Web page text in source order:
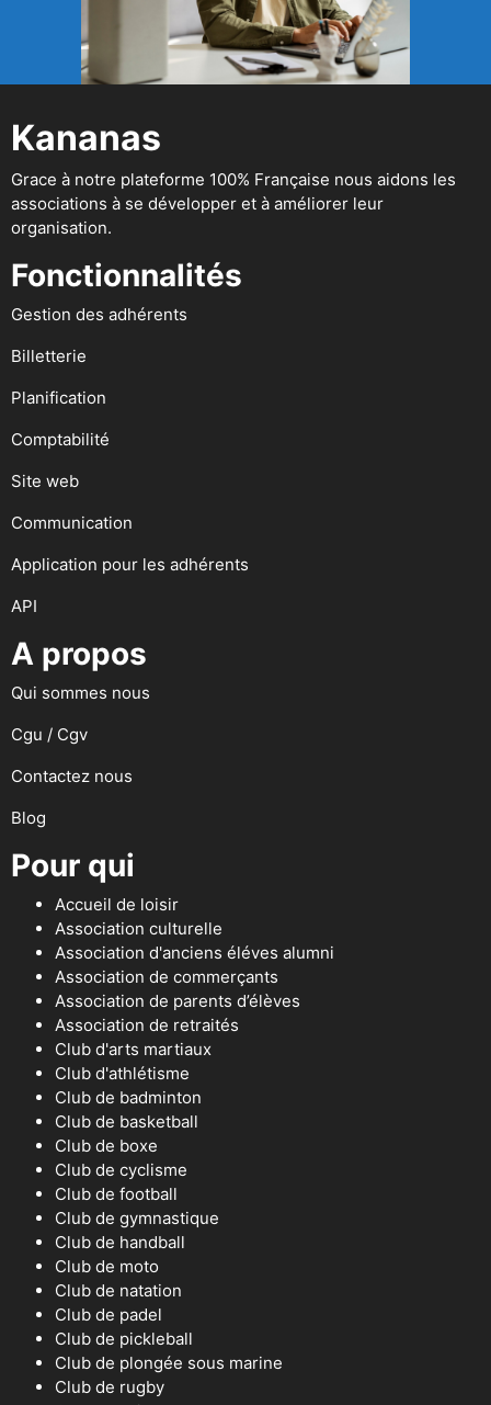
Kananas
Grace à notre plateforme 100% Française nous aidons les
associations à se développer et à améliorer leur
organisation.
Fonctionnalités
Gestion des adhérents
Billetterie
Planification
Comptabilité
Site web
Communication
Application pour les adhérents
API
A propos
Qui sommes nous
Cgu / Cgv
Contactez nous
Blog
Pour qui
Accueil de loisir
Association culturelle
Association d'anciens éléves alumni
Association de commerçants
Association de parents d’élèves
Association de retraités
Club d'arts martiaux
Club d'athlétisme
Club de badminton
Club de basketball
Club de boxe
Club de cyclisme
Club de football
Club de gymnastique
Club de handball
Club de moto
Club de natation
Club de padel
Club de pickleball
Club de plongée sous marine
Club de rugby